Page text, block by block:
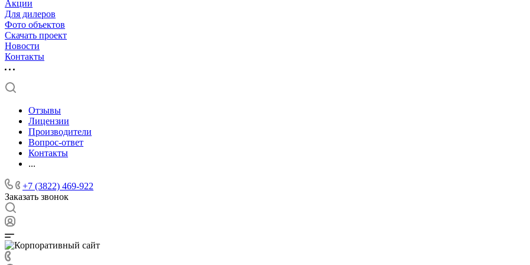
Акции
Для дилеров
Фото объектов
Скачать проект
Новости
Контакты
Отзывы
Лицензии
Производители
Вопрос-ответ
Контакты
...
+7 (3822) 469-922
Заказать звонок